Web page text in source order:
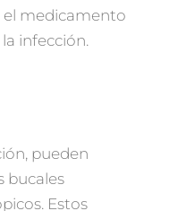
el medicamento
infección.
pueden
bucales
Estos